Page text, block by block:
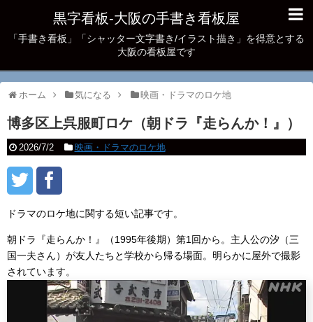
黒字看板‐大阪の手書き看板屋
「手書き看板」「シャッター文字書き/イラスト描き」を得意とする
大阪の看板屋です
ホーム 気になる 映画・ドラマのロケ地
博多区上呉服町ロケ（朝ドラ『走らんか！』）
2026/7/2 映画・ドラマのロケ地
ドラマのロケ地に関する短い記事です。
朝ドラ『走らんか！』（1995年後期）第1回から。主人公の汐（三
国一夫さん）が友人たちと学校から帰る場面。明らかに屋外で撮影
されています。